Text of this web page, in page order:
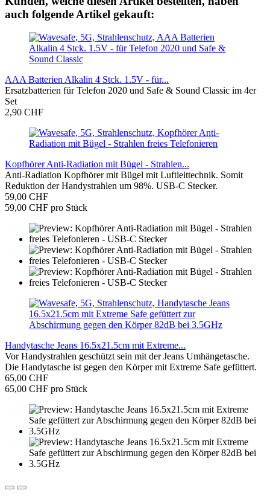
auch folgende Artikel gekauft:
AAA Batterien Alkalin 4 Stck. 1.5V - für...
Ersatzbatterien für Telefon 2020 und Safe & Sound Classic im 4er
Set
2,90 CHF
Kopfhörer Anti-Radiation mit Bügel - Strahlen...
Anti-Radiation Kopfhörer mit Bügel mit Luftleittechnik. Somit
Reduktion der Handystrahlen um 98%. USB-C Stecker.
59,00 CHF
59,00 CHF pro Stück
Handytasche Jeans 16.5x21.5cm mit Extreme...
Vor Handystrahlen geschützt sein mit der Jeans Umhängetasche.
Die Handytasche ist gegen den Körper mit Extreme Safe gefüttert.
65,00 CHF
65,00 CHF pro Stück